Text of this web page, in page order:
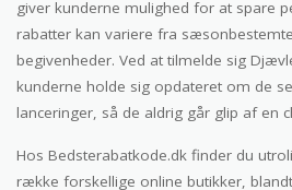
giver kunderne mulighed for at spare
rabatter kan variere fra
begivenheder. Ved at tilmelde sig
kunderne holde sig opdateret om de
lanceringer, så de aldrig går glip af en
Hos Bedsterabatkode.dk finder du
række forskellige online butikker,